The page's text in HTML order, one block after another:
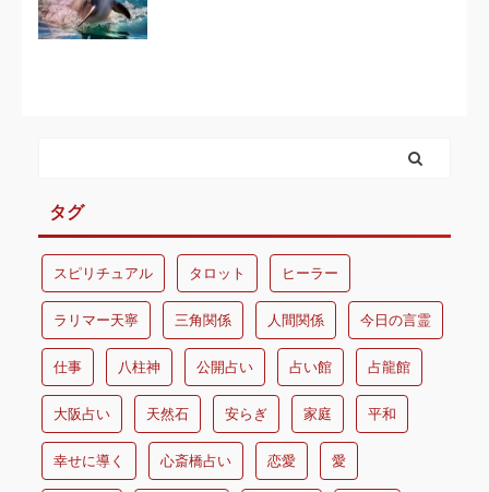
タグ
スピリチュアル タロット ヒーラー
ラリマー天寧 三角関係 人間関係 今日の言霊
仕事 八柱神 公開占い 占い館 占龍館
大阪占い 天然石 安らぎ 家庭 平和
幸せに導く 心斎橋占い 恋愛 愛